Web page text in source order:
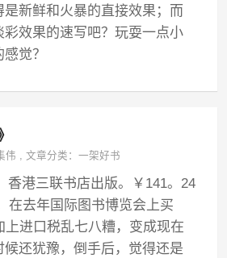
是新鲜和火暴的直接效果；而
彩效果的速写吧？玩耍一点小
觉？
伟 ,文章分类：一架好书
香港三联书店出版。￥141。24
在去年国际图书博览会上买
上进口税乱七八糟，变成现在
还犹豫，倒手后，觉得还是